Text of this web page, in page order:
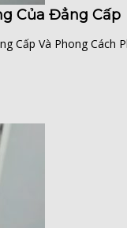
Của Đẳng Cấp
Cấp Và Phong